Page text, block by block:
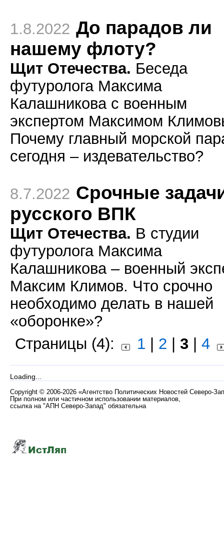
1.8.2022 До парадов ли
нашему флоту?
Щит Отечества. Беседа
футуролога Максима
Калашникова с военным
экспертом Максимом
Почему главный морской
сегодня – издевательство?
8.7.2022 Срочные
русского ВПК
Щит Отечества. В студии
футуролога Максима
Калашникова – военный
Максим Климов. Что срочно
необходимо делать в нашей
«оборонке»?
Страницы (4):
1 2 3 4
Loading...
Copyright © 2006-2026 «Агентство Политических Новостей Северо-
При полном или частичном использовании материалов,
ссылка на "АПН Северо-Запад" обязательна